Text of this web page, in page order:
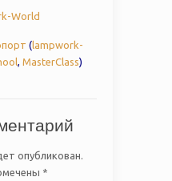
World
(lampwork-
, MasterClass)
опубликован.
*